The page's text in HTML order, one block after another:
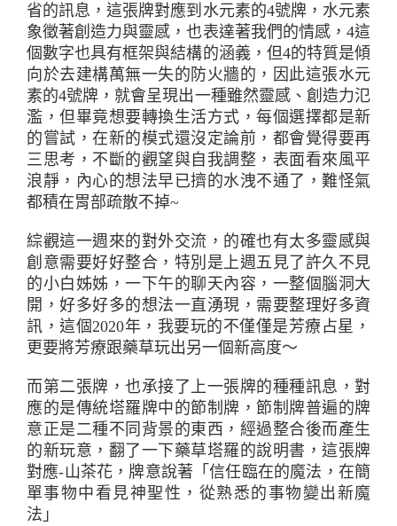
省的訊息，這張牌對應到水元素的4號牌，水元素
象徵著創造力與靈感，也表達著我們的情感，4這
個數字也具有框架與結構的涵義，但4的特質是傾
向於去建構萬無一失的防火牆的，因此這張水元
素的4號牌，就會呈現出一種雖然靈感、創造力氾
濫，但畢竟想要轉換生活方式，每個選擇都是新
的嘗試，在新的模式還沒定論前，都會覺得要再
三思考，不斷的觀望與自我調整，表面看來風平
浪靜，內心的想法早已擠的水洩不通了，難怪氣
都積在胃部疏散不掉~
綜觀這一週來的對外交流，的確也有太多靈感與
創意需要好好整合，特別是上週五見了許久不見
的小白姊姊，一下午的聊天內容，一整個腦洞大
開，好多好多的想法一直湧現，需要整理好多資
訊，這個2020年，我要玩的不僅僅是芳療占星，
更要將芳療跟藥草玩出另一個新高度～
而第二張牌，也承接了上一張牌的種種訊息，對
應的是傳統塔羅牌中的節制牌，節制牌普遍的牌
意正是二種不同背景的東西，經過整合後而產生
的新玩意，翻了一下藥草塔羅的說明書，這張牌
對應-山茶花，牌意說著「信任臨在的魔法，在簡
單事物中看見神聖性，從熟悉的事物變出新魔
法」